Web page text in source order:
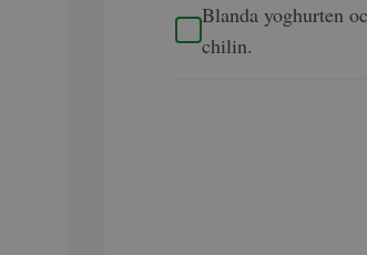
Blanda yoghurten
chilin.